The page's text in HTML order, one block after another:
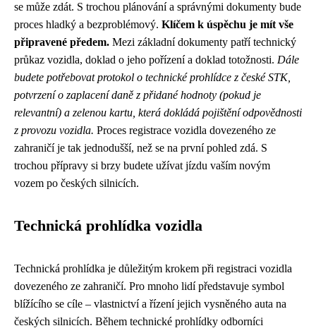
se může zdát. S trochou plánování a správnými dokumenty bude
proces hladký a bezproblémový. Klíčem k úspěchu je mít vše
připravené předem. Mezi základní dokumenty patří technický
průkaz vozidla, doklad o jeho pořízení a doklad totožnosti. Dále
budete potřebovat protokol o technické prohlídce z české STK,
potvrzení o zaplacení daně z přidané hodnoty (pokud je
relevantní) a zelenou kartu, která dokládá pojištění odpovědnosti
z provozu vozidla. Proces registrace vozidla dovezeného ze
zahraničí je tak jednodušší, než se na první pohled zdá. S
trochou přípravy si brzy budete užívat jízdu vaším novým
vozem po českých silnicích.
Technická prohlídka vozidla
Technická prohlídka je důležitým krokem při registraci vozidla
dovezeného ze zahraničí. Pro mnoho lidí představuje symbol
blížícího se cíle – vlastnictví a řízení jejich vysněného auta na
českých silnicích. Během technické prohlídky odborníci